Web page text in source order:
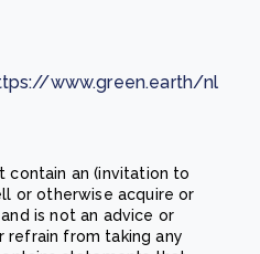
www.green.earth/nl
contain an (invitation to
or otherwise acquire or
is not an advice or
refrain from taking any